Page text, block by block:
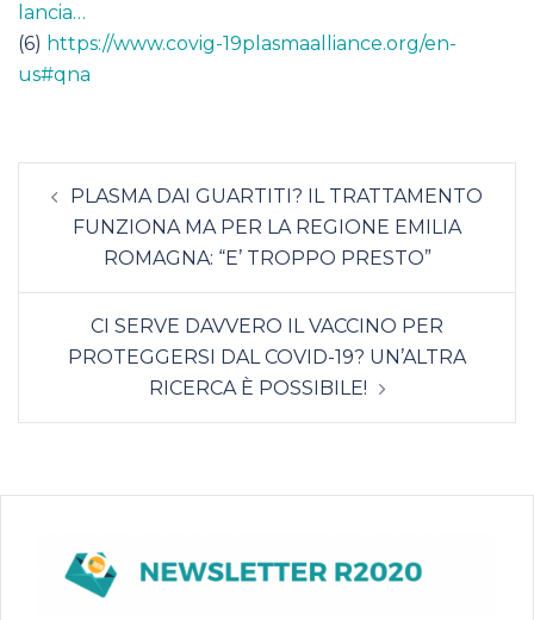
lancia…
(6) https://www.covig-19plasmaalliance.org/en-
us#qna
Navigazione
articoloPLASMA DAI GUARTITI? IL TRATTAMENTO
FUNZIONA MA PER LA REGIONE EMILIA
ROMAGNA: “E’ TROPPO PRESTO”
CI SERVE DAVVERO IL VACCINO PER
PROTEGGERSI DAL COVID-19? UN’ALTRA
RICERCA È POSSIBILE!